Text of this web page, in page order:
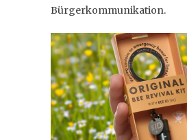
Bürgerkommunikation.